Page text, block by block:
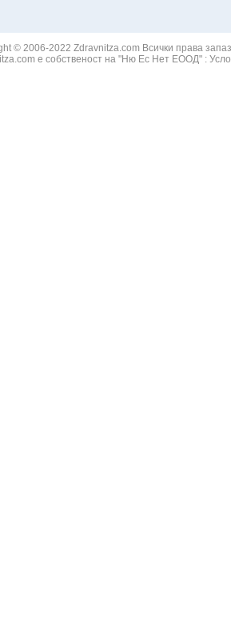
© 2006-2022 Zdravnitza.com Всички права
е собственост на "Ню Ес Нет ЕООД" :